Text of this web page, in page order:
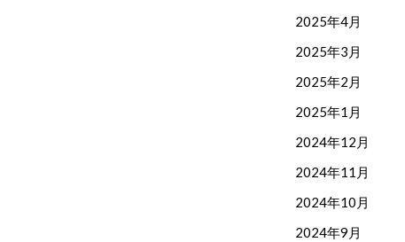
2025年4月
2025年3月
2025年2月
2025年1月
2024年12月
2024年11月
2024年10月
2024年9月